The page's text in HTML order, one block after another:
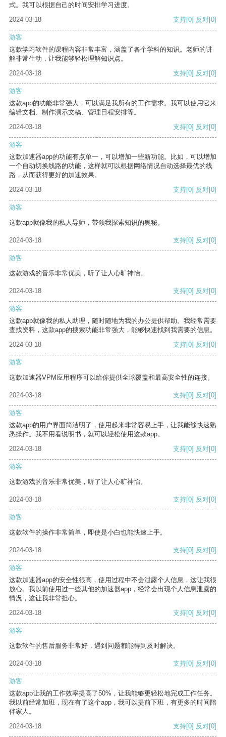
式。我可以根据自己的时间安排学习进度。
2024-03-18
支持[0] 反对[0]
游客
这款学习软件的课程内容非常丰富，涵盖了各个学科的知识。老师的讲
解非常生动，让我能够轻松理解知识点。
2024-03-18
支持[0] 反对[0]
游客
这款app的功能非常强大，可以满足我所有的工作需求。我可以使用它来
编辑文档、制作演示文稿、管理日程安排等。
2024-03-18
支持[0] 反对[0]
游客
这款加速器app的功能有点单一，可以增加一些新功能。比如，可以增加
一个自动切换线路的功能，这样就可以根据网络情况自动选择最优的线
路，从而获得更好的加速效果。
2024-03-18
支持[0] 反对[0]
游客
这款app就像我的私人导师，带领我探索知识的奥秘。
2024-03-18 支持[0] 反对[0]
游客
这款游戏的音乐非常优美，听了让人心旷神怡。
2024-03-18 支持[0] 反对[0]
游客
这款app就像我的私人助理，随时随地为我的办公提供帮助。我经常需要
查找资料，这款app的搜索功能非常强大，能够快速找到我需要的信息。
2024-03-18
支持[0] 反对[0]
游客
这款加速器VPM应用程序可以给你提供全球覆盖和最高安全性的连接。
2024-03-18 支持[0] 反对[0]
游客
这款app的用户界面简洁明了，使用起来非常容易上手，让我能够快速熟
悉操作。我不用看说明书，就可以轻松使用这款app。
2024-03-18
支持[0] 反对[0]
游客
这款游戏的音乐非常优美，听了让人心旷神怡。
2024-03-18 支持[0] 反对[0]
游客
这款软件的操作非常简单，即使是小白也能快速上手。
2024-03-18 支持[0] 反对[0]
游客
这款加速器app的安全性很高，使用过程中不会泄露个人信息，这让我很
放心。我以前使用过一些其他的加速器app，经常会出现个人信息泄露的
情况，这让我非常担心。
2024-03-18
支持[0] 反对[0]
游客
这款软件的售后服务非常好，遇到问题都能得到及时解决。
2024-03-18 支持[0] 反对[0]
游客
这款app让我的工作效率提高了50%，让我能够更轻松地完成工作任务。
我以前经常加班，现在有了这个app，我可以提前下班，有更多的时间陪
伴家人。
2024-03-18
支持[0] 反对[0]